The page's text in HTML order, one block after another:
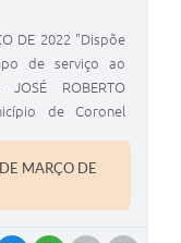
DE 2022 "Dispõe
de serviço ao
ROBERTO
de Coronel
MARÇO DE